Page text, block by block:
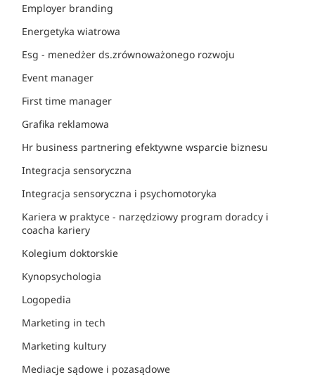
Employer branding
Energetyka wiatrowa
Esg - menedżer ds.zrównoważonego rozwoju
Event manager
First time manager
Grafika reklamowa
Hr business partnering efektywne wsparcie biznesu
Integracja sensoryczna
Integracja sensoryczna i psychomotoryka
Kariera w praktyce - narzędziowy program doradcy i
coacha kariery
Kolegium doktorskie
Kynopsychologia
Logopedia
Marketing in tech
Marketing kultury
Mediacje sądowe i pozasądowe